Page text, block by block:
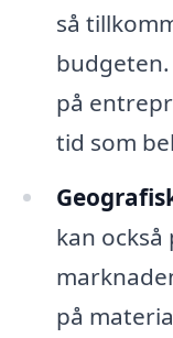
så
på
tid som
kan också
på